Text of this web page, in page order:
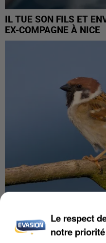
IL TUE SON FILS ET
EX-COMPAGNE À NICE
APRÈS TOUTES CES
DE FAUNE SAUVAGE
Le respect
notre priorité